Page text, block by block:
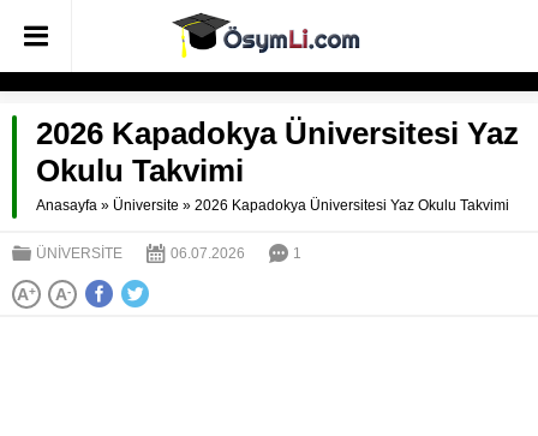
2026 Kapadokya Üniversitesi Yaz
Okulu Takvimi
Anasayfa » Üniversite » 2026 Kapadokya Üniversitesi Yaz Okulu Takvimi
ÜNIVERSITE 06.07.2026 1
A+ A-